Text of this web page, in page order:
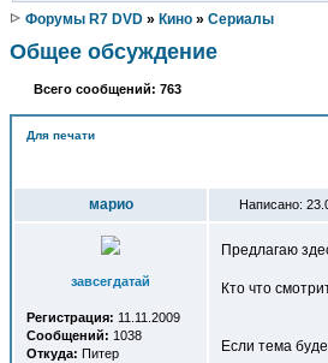
Форумы R7 DVD » Кино » Сериалы
Общее обсуждение
Всего сообщений: 763
Для печати
марио Написано:
завсегдатай
Регистрация: 11.11.2009
Сообщений: 1038
Откуда: Питер
Предлагаю
Кто что
Если тема